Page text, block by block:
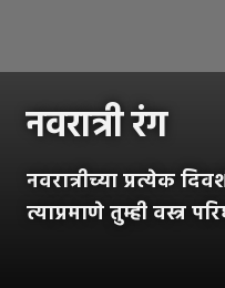
नवरात्री रंग
नवरात्रीच्या प्रत्येक
त्याप्रमाणे तुम्ही वस्त्र